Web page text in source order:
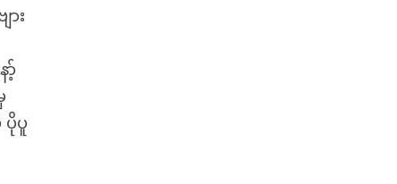
း
ာ့်
ပိုပူ